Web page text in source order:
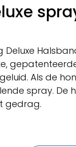
Deluxe
Als de
spray. De
gedrag.